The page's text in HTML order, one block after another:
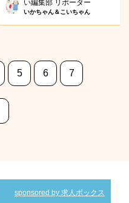
い編集部 リポーター
いかちゃん＆こいちゃん
5 6 7
sponsored by 求人ボックス